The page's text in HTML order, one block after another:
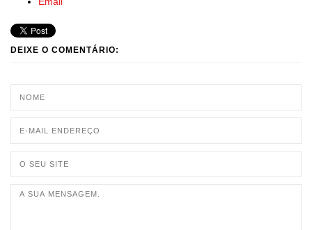
DEIXE O COMENTÁRIO: